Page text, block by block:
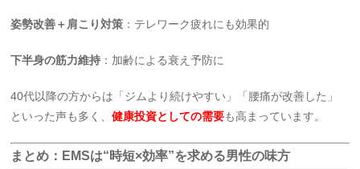
姿勢改善＋肩こり対策 ：テレワーク疲れにも効果的
下半身の筋力維持 ：加齢による衰え予防に
40代以降の方からは「ジムより続けやすい」「腰痛が改善した」
といった声も多く、健康投資としての需要も高まっています。
まとめ：EMSは“時短×効率”を求める男性の味方